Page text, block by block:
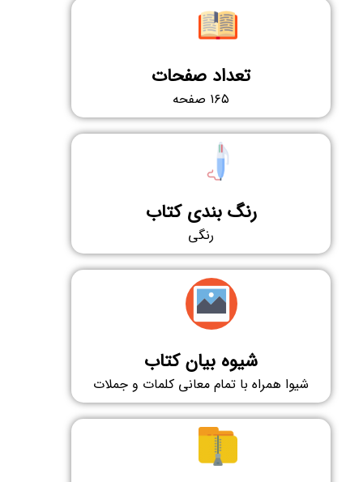
تعداد صفحات
۱۶۵ صفحه
رنگ بندی کتاب
رنگی
شیوه بیان کتاب
شیوا همراه با تمام معانی کلمات و جملات